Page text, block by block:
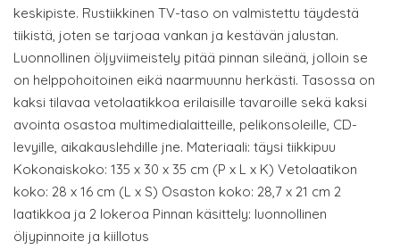
keskipiste. Rustiikkinen TV-taso on valmistettu täydestä
tiikistä, joten se tarjoaa vankan ja kestävän jalustan.
Luonnollinen öljyviimeistely pitää pinnan sileänä, jolloin se
on helppohoitoinen eikä naarmuunnu herkästi. Tasossa on
kaksi tilavaa vetolaatikkoa erilaisille tavaroille sekä kaksi
avointa osastoa multimedialaitteille, pelikonsoleille, CD-
levyille, aikakauslehdille jne. Materiaali: täysi tiikkipuu
Kokonaiskoko: 135 x 30 x 35 cm (P x L x K) Vetolaatikon
koko: 28 x 16 cm (L x S) Osaston koko: 28,7 x 21 cm 2
laatikkoa ja 2 lokeroa Pinnan käsittely: luonnollinen
öljypinnoite ja kiillotus